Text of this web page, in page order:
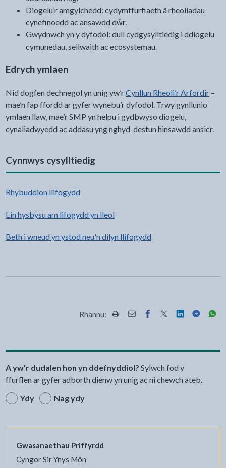
Diogelu’r amgylchedd: cydymffurfiaeth â rheoliadau
cynefinoedd ac ansawdd dŵr.
Gwydnwch yn y dyfodol: dull cydgysylltiedig i ddiogelu
cymunedau, seilwaith ac ecosystemau.
Edrych ymlaen
Nid dogfen dechnegol yn unig yw’rCynllun Rheoli’r Arfordir–
mae’n fap ffordd ar gyfer wynebu’r dyfodol. Trwy gynllunio
ymlaen llaw, mae’r SMP yn helpu i gydbwyso diogelu,
cynaliadwyedd ac addasu yng nghyd-destun hinsawdd ansicr.
Cynnwys cysylltiedig
Rhybuddion llifogydd
Ein hysbysu am lifogydd yn lleol
Beth i wneud yn ystod neu'n dilyn llifogydd
Rhannu: Rhannwch y dudalen hon wrth
Rhannwch y dudalen hon
Rhannwch y dudalen
Rhannwch y
Rhannwch y
A yw'r dudalen hon yn ddefnyddiol? Sylwch fod y
ffurflen ar gyfer adborth dienw yn unig ac ni chewch ateb.
Ydy
Nag ydy
Gwasanaethau Priffyrdd
Cyngor Sir Ynys Môn